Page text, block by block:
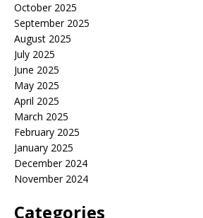
October 2025
September 2025
August 2025
July 2025
June 2025
May 2025
April 2025
March 2025
February 2025
January 2025
December 2024
November 2024
Categories